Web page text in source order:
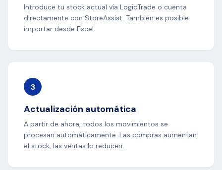
Introduce tu stock actual vía LogicTrade o cuenta
directamente con StoreAssist. También es posible
importar desde Excel.
3
Actualización automática
A partir de ahora, todos los movimientos se
procesan automáticamente. Las compras aumentan
el stock, las ventas lo reducen.